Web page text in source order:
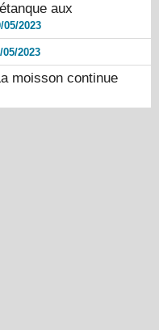
aux
05/2023
05/2023
moisson continue